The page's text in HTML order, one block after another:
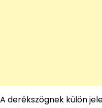
A derékszögnek külön